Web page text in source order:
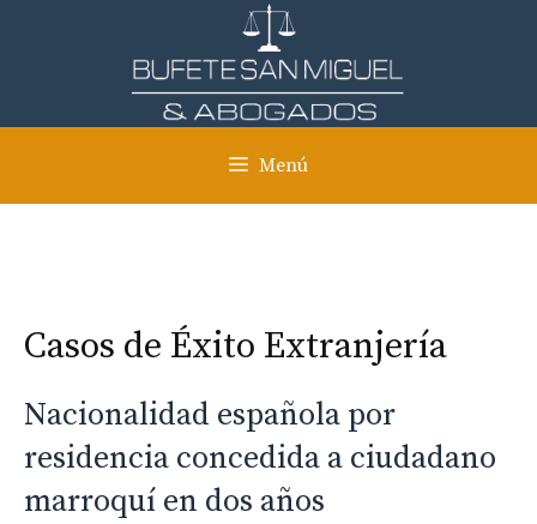
Menú
Casos de Éxito Extranjería
Nacionalidad española por
residencia concedida a ciudadano
marroquí en dos años